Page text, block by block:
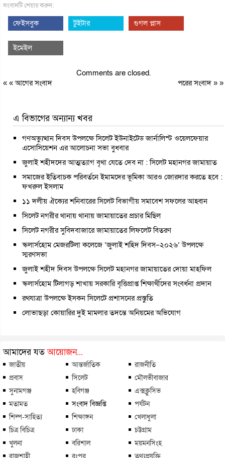
সংবাদটি শেয়ার করুন:
ফেইসবুক টুইটার গুগল প্লাস
ইমেইল
Comments are closed.
« «আগের সংবাদ পরের সংবাদ» »
এ বিভাগের অন্যান্য খবর
গণঅভ্যুত্থান দিবস উপলক্ষে সিলেট ইউনাইটেড জার্নালিস্ট ওয়েলফেয়ার
এসোসিয়েশন এর আলোচনা সভা বুধবার
জুলাই শহীদদের আত্মত্যাগ বৃথা যেতে দেব না : সিলেট মহানগর জামায়াত
সমাজের ইতিবাচক পরিবর্তনে ইমামদের ভূমিকা আরও জোরদার করতে হবে :
ফখরুল ইসলাম
১১ দলীয় ঐক্যের শনিবারের সিলেট বিভাগীয় সমাবেশ সফলের আহ্বান
সিলেট নগরীর থানায় থানায় জামায়াতের প্রচার মিছিল
সিলেট নগরীর সুবিদবাজারে জামায়াতের লিফলেট বিতরণ
স্কলার্সহোম মেজরটিলা কলেজে ‘জুলাই শহিদ দিবস–২০২৬’ উপলক্ষে
স্মরণসভা
জুলাই শহীদ দিবস উপলক্ষে সিলেট মহানগর জামায়াতের দোয়া মাহফিল
স্কলার্সহোম টিলাগড় শাখায় সরকারি বৃত্তিপ্রাপ্ত শিক্ষার্থীদের সংবর্ধনা প্রদান
রথযাত্রা উপলক্ষে ইসকন সিলেটে প্রশাসনের প্রস্তুতি
লোভাছড়া কোয়ারির দুই মামলার তদন্তে অনিয়মের অভিযোগ
আমাদের যতআয়োজন...
জাতীয় আন্তর্জাতিক
রাজনীতি
প্রবাস
সিলেট
মৌলভীবাজার
সুনামগঞ্জ
হবিগঞ্জ
এক্সক্লুসিভ
মতামত
সংবাদ বিজ্ঞপ্তি
পর্যটন
শিল্প-সাহিত্য
শিক্ষাঙ্গন
খেলাধুলা
চিত্র বিচিত্র
ঢাকা
চট্টগ্রাম
খুলনা
বরিশাল
ময়মনসিংহ
রাজশাহী
রংপুর তথ্যপ্রযুক্তি